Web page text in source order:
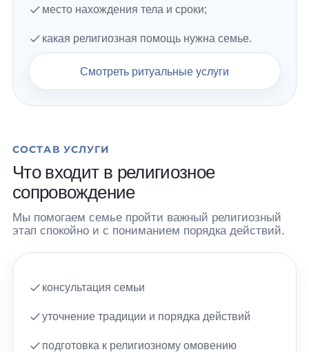
место нахождения тела и сроки;
какая религиозная помощь нужна семье.
Смотреть ритуальные услуги
СОСТАВ УСЛУГИ
Что входит в религиозное
сопровождение
Мы помогаем семье пройти важный религиозный
этап спокойно и с пониманием порядка действий.
консультация семьи
уточнение традиции и порядка действий
подготовка к религиозному омовению